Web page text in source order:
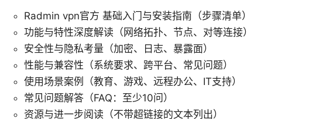
Radmin vpn官方 基础入门与安装指南（步骤清单）
功能与特性深度解读（网络拓扑、节点、对等连接）
安全性与隐私考量（加密、日志、暴露面）
性能与兼容性（系统要求、跨平台、常见问题）
使用场景案例（教育、游戏、远程办公、IT支持）
常见问题解答（FAQ：至少10问）
资源与进一步阅读（不带超链接的文本列出）